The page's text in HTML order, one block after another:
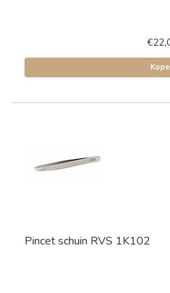
Pincet schuin RVS 1K102